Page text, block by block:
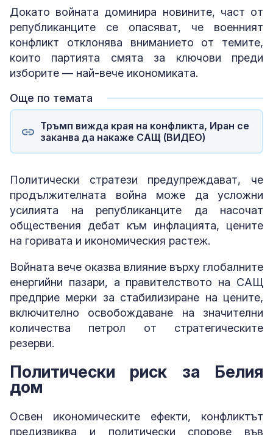
Докато войната доминира новините, част от
републиканците се опасяват, че военният
конфликт отклонява вниманието от темите,
които партията смята за ключови преди
изборите — най-вече икономиката.
Още по темата
Тръмп вижда края на конфликта, Иран се
заканва да накаже САЩ (ВИДЕО)
Политически стратези предупреждават, че
продължителната война може да усложни
усилията на републиканците да насочат
обществения дебат към инфлацията, цените
на горивата и икономическия растеж.
Войната вече оказва влияние върху глобалните
енергийни пазари, а правителството на САЩ
предприе мерки за стабилизиране на цените,
включително освобождаване на значителни
количества петрол от стратегическите
резерви.
Политически риск за Белия
дом
Освен икономическите ефекти, конфликтът
предизвиква и политически спорове във